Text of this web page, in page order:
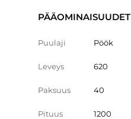
PÄÄOMINAISUUDET
Puulaji Pöök
Leveys 620
Paksuus 40
Pituus 1200